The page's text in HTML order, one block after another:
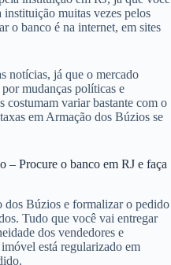
muitas vezes pelos
o banco é na internet, em sites
notícias, já que o mercado
mudanças políticas e
costumam variar bastante com o
em Armação dos Búzios se
Procure o banco em RJ e faça
dos Búzios e formalizar o pedido
Tudo que você vai entregar
dos vendedores e
está regularizado em